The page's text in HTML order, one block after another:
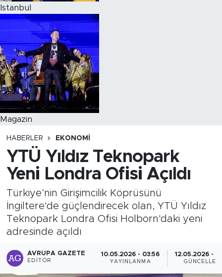
Istanbul
Magazin
HABERLER EKONOMI
YTÜ Yıldız Teknopark
Yeni Londra Ofisi Açıldı
Türkiye’nin Girişimcilik Köprüsünü
İngiltere'de güçlendirecek olan, YTÜ Yıldız
Teknopark Londra Ofisi Holborn'daki yeni
adresinde açıldı
AVRUPA GAZETE
EDITÖR
10.05.2026 - 03:56
YAYINLANMA
12.05.2026 -